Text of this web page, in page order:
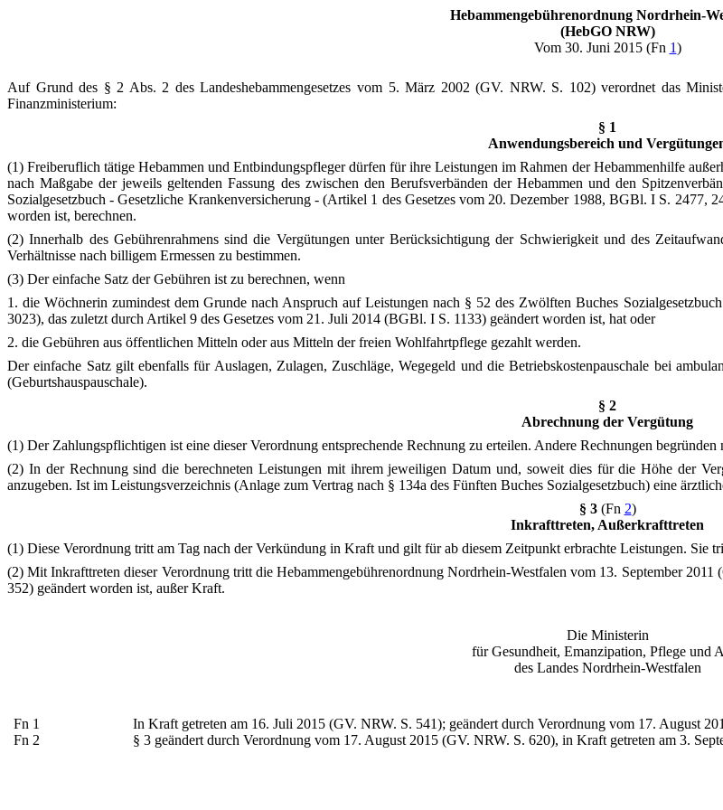
Hebammengebührenordnung Nordrhein-
(HebGO NRW)
Vom 30. Juni 2015 (Fn 1)
Auf Grund des § 2 Abs. 2 des Landeshebammengesetzes vom 5. März 2002 (GV. NRW. S. 102) verordnet das
Finanzministerium:
§ 1
Anwendungsbereich und
(1) Freiberuflich tätige Hebammen und Entbindungspfleger dürfen für ihre Leistungen im Rahmen der Hebammenhilfe
nach Maßgabe der jeweils geltenden Fassung des zwischen den Berufsverbänden der Hebammen und den
Sozialgesetzbuch - Gesetzliche Krankenversicherung - (Artikel 1 des Gesetzes vom 20. Dezember 1988, BGBl. I S.
worden ist, berechnen.
(2) Innerhalb des Gebührenrahmens sind die Vergütungen unter Berücksichtigung der Schwierigkeit und des
Verhältnisse nach billigem Ermessen zu bestimmen.
(3) Der einfache Satz der Gebühren ist zu berechnen, wenn
1. die Wöchnerin zumindest dem Grunde nach Anspruch auf Leistungen nach § 52 des Zwölften Buches
3023), das zuletzt durch Artikel 9 des Gesetzes vom 21. Juli 2014 (BGBl. I S. 1133) geändert worden ist, hat oder
2. die Gebühren aus öffentlichen Mitteln oder aus Mitteln der freien Wohlfahrtpflege gezahlt werden.
Der einfache Satz gilt ebenfalls für Auslagen, Zulagen, Zuschläge, Wegegeld und die Betriebskostenpauschale bei
(Geburtshauspauschale).
§ 2
Abrechnung der Vergütung
(1) Der Zahlungspflichtigen ist eine dieser Verordnung entsprechende Rechnung zu erteilen. Andere Rechnungen
(2) In der Rechnung sind die berechneten Leistungen mit ihrem jeweiligen Datum und, soweit dies für die Höhe der
anzugeben. Ist im Leistungsverzeichnis (Anlage zum Vertrag nach § 134a des Fünften Buches Sozialgesetzbuch) eine
§ 3 (Fn 2)
Inkrafttreten, Außerkrafttreten
(1) Diese Verordnung tritt am Tag nach der Verkündung in Kraft und gilt für ab diesem Zeitpunkt erbrachte Leistungen. Sie
(2) Mit Inkrafttreten dieser Verordnung tritt die Hebammengebührenordnung Nordrhein-Westfalen vom 13. September
352) geändert worden ist, außer Kraft.
Die Ministerin
für Gesundheit, Emanzipation, Pflege und
des Landes Nordrhein-Westfalen
Fn 1
In Kraft getreten am 16. Juli 2015 (GV. NRW. S. 541); geändert durch Verordnung vom 17. August
Fn 2
§ 3 geändert durch Verordnung vom 17. August 2015 (GV. NRW. S. 620), in Kraft getreten am 3.